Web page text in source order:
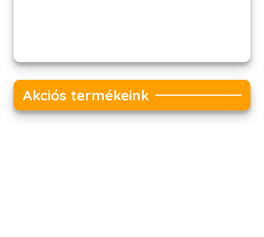
Akciós termékeink